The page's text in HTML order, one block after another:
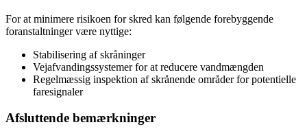
For at minimere risikoen for skred kan følgende forebyggende
foranstaltninger være nyttige:
Stabilisering af skråninger
Vejafvandingssystemer for at reducere vandmængden
Regelmæssig inspektion af skrånende områder for potentielle
faresignaler
Afsluttende bemærkninger